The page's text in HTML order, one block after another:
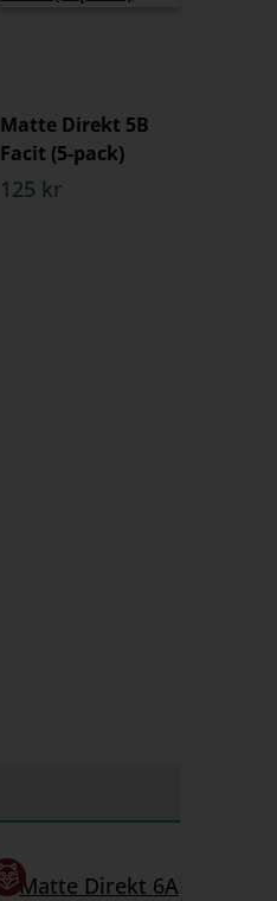
Matte Direkt 5B
Facit (5-pack)
125 kr